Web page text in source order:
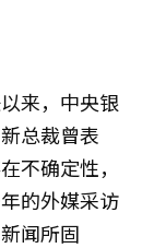
来，中央银
总裁曾表
不确定性，
的外媒采访
闻所固